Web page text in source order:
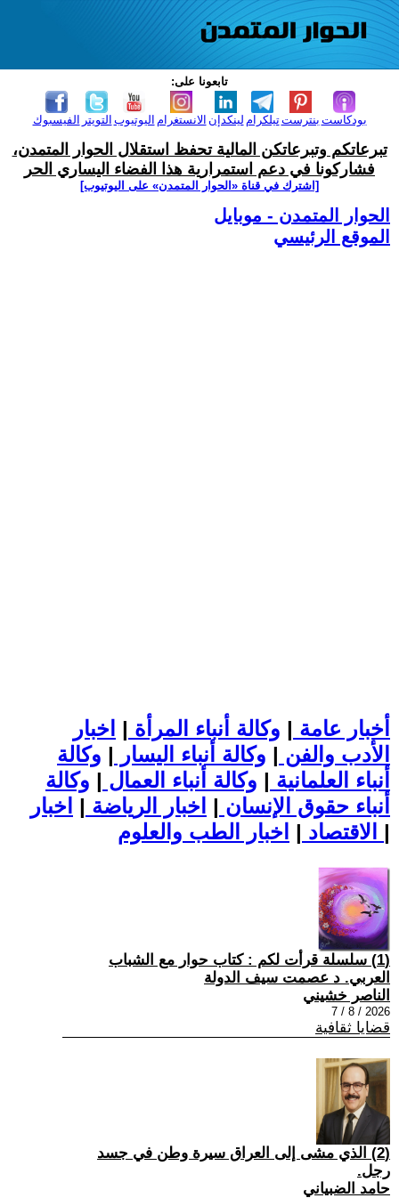
تابعونا على:
الفيسبوك التويتر اليوتيوب الانستغرام لينكدإن تيلكرامبنترست بودكاست
تبرعاتكم وتبرعاتكن المالية تحفظ استقلال الحوار المتمدن،
فشاركونا في دعم استمرارية هذا الفضاء اليساري الحر
[اشترك في قناة ‫«الحوار المتمدن» على اليوتيوب]
الحوار المتمدن - موبايل
الموقع الرئيسي
أخبار عامة | وكالة أنباء المرأة | اخبار
الأدب والفن | وكالة أنباء اليسار | وكالة
أنباء العلمانية | وكالة أنباء العمال | وكالة
أنباء حقوق الإنسان | اخبار الرياضة | اخبار
الاقتصاد | |
(1) سلسلة قرأت لكم : كتاب حوار مع الشباب
العربي. د عصمت سيف الدولة
الناصر خشيني
2026 / 8 / 7
قضايا ثقافية
(2) الذي مشى إلى العراق سيرة وطن في جسد
رجل.
حامد الضبياني